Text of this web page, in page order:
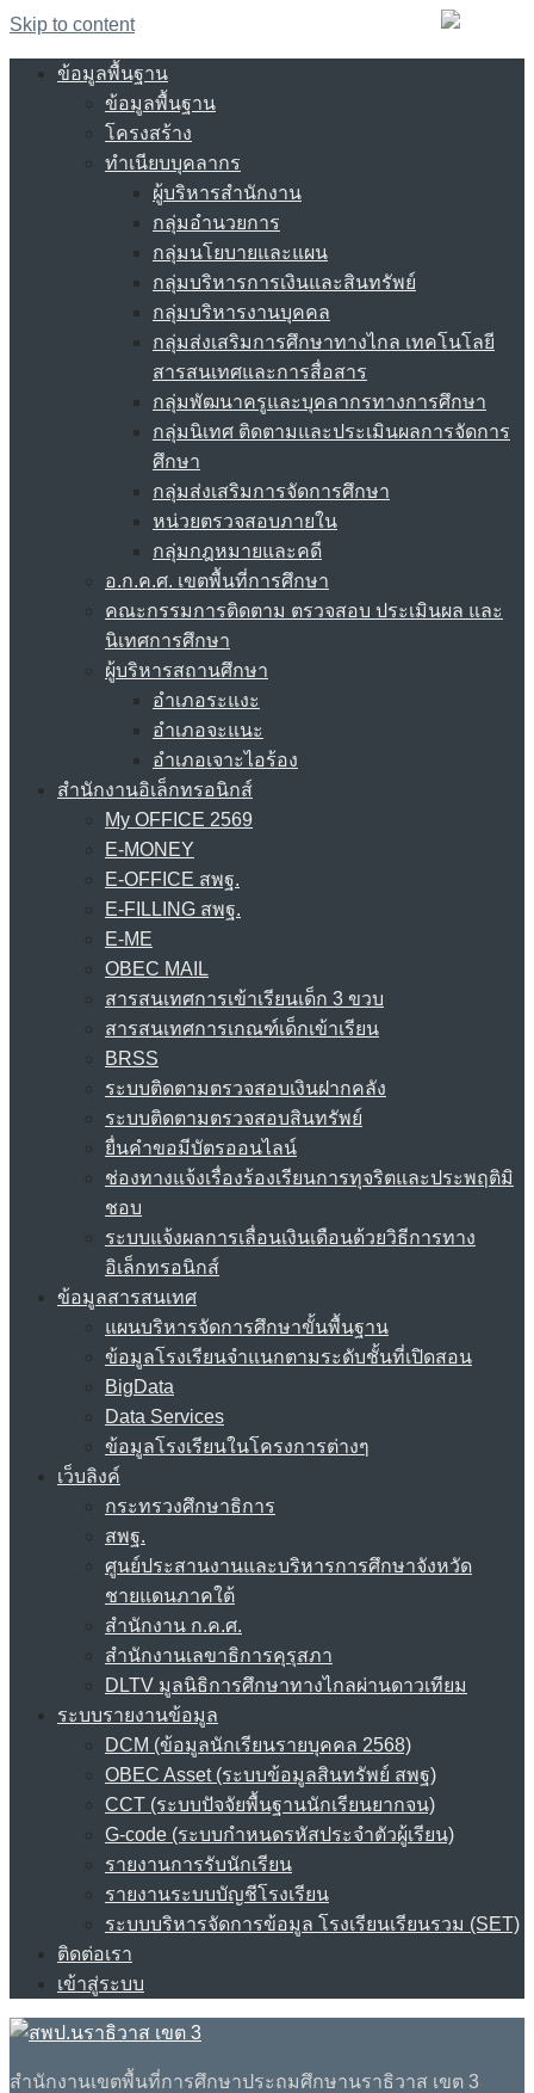
Skip to content
ข้อมูลพื้นฐาน
ข้อมูลพื้นฐาน
โครงสร้าง
ทำเนียบบุคลากร
ผู้บริหารสำนักงาน
กลุ่มอำนวยการ
กลุ่มนโยบายและแผน
กลุ่มบริหารการเงินและสินทรัพย์
กลุ่มบริหารงานบุคคล
กลุ่มส่งเสริมการศึกษาทางไกล เทคโนโลยี
สารสนเทศและการสื่อสาร
กลุ่มพัฒนาครูและบุคลากรทางการศึกษา
กลุ่มนิเทศ ติดตามและประเมินผลการจัดการ
ศึกษา
กลุ่มส่งเสริมการจัดการศึกษา
หน่วยตรวจสอบภายใน
กลุ่มกฎหมายและคดี
อ.ก.ค.ศ. เขตพื้นที่การศึกษา
คณะกรรมการติดตาม ตรวจสอบ ประเมินผล และ
นิเทศการศึกษา
ผู้บริหารสถานศึกษา
อำเภอระแงะ
อำเภอจะแนะ
อำเภอเจาะไอร้อง
สำนักงานอิเล็กทรอนิกส์
My OFFICE 2569
E-MONEY
E-OFFICE สพฐ.
E-FILLING สพฐ.
E-ME
OBEC MAIL
สารสนเทศการเข้าเรียนเด็ก 3 ขวบ
สารสนเทศการเกณฑ์เด็กเข้าเรียน
BRSS
ระบบติดตามตรวจสอบเงินฝากคลัง
ระบบติดตามตรวจสอบสินทรัพย์
ยื่นคำขอมีบัตรออนไลน์
ช่องทางแจ้งเรื่องร้องเรียนการทุจริตและประพฤติมิ
ชอบ
ระบบแจ้งผลการเลื่อนเงินเดือนด้วยวิธีการทาง
อิเล็กทรอนิกส์
ข้อมูลสารสนเทศ
แผนบริหารจัดการศึกษาขั้นพื้นฐาน
ข้อมูลโรงเรียนจำแนกตามระดับชั้นที่เปิดสอน
BigData
Data Services
ข้อมูลโรงเรียนในโครงการต่างๆ
เว็บลิงค์
กระทรวงศึกษาธิการ
สพฐ.
ศูนย์ประสานงานและบริหารการศึกษาจังหวัด
ชายแดนภาคใต้
สำนักงาน ก.ค.ศ.
สำนักงานเลขาธิการคุรุสภา
DLTV มูลนิธิการศึกษาทางไกลผ่านดาวเทียม
ระบบรายงานข้อมูล
DCM (ข้อมูลนักเรียนรายบุคคล 2568)
OBEC Asset (ระบบข้อมูลสินทรัพย์ สพฐ)
CCT (ระบบปัจจัยพื้นฐานนักเรียนยากจน)
G-code (ระบบกำหนดรหัสประจำตัวผู้เรียน)
รายงานการรับนักเรียน
รายงานระบบบัญชีโรงเรียน
ระบบบริหารจัดการข้อมูล โรงเรียนเรียนรวม (SET)
ติดต่อเรา
เข้าสู่ระบบ
สำนักงานเขตพื้นที่การศึกษาประถมศึกษานราธิวาส เขต 3